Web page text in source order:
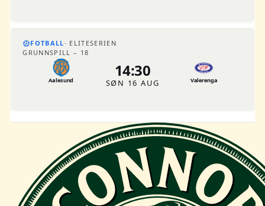
FOTBALL
ELITESERIEN
GRUNNSPILL – 18
Aalesund
14:30
SØN 16 AUG Valerenga